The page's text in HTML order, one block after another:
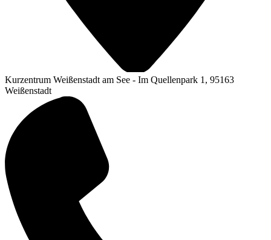
Kurzentrum Weißenstadt am See - Im Quellenpark 1, 95163
Weißenstadt